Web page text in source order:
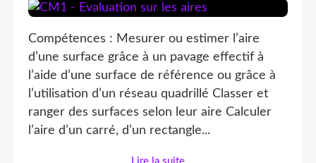
Compétences : Mesurer ou estimer l’aire
d’une surface grâce à un pavage effectif à
l’aide d’une surface de référence ou grâce à
l’utilisation d’un réseau quadrillé Classer et
ranger des surfaces selon leur aire Calculer
l’aire d’un carré, d’un rectangle...